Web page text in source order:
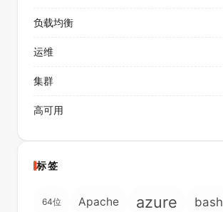
负载均衡
运维
集群
高可用
标签
64位 Apache azure bash